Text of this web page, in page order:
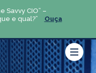
Savvy CIO” –
e qual?”
Ouça